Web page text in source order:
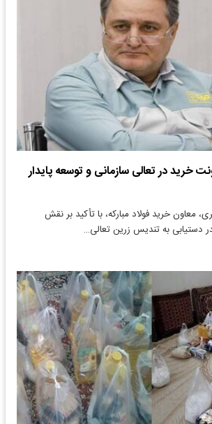
خرید در تعالی سازمانی و توسعه پایدار
معاون خرید فولاد مبارکه، با تأکید بر نقش
دستیابی به تندیس زرین تعالی…